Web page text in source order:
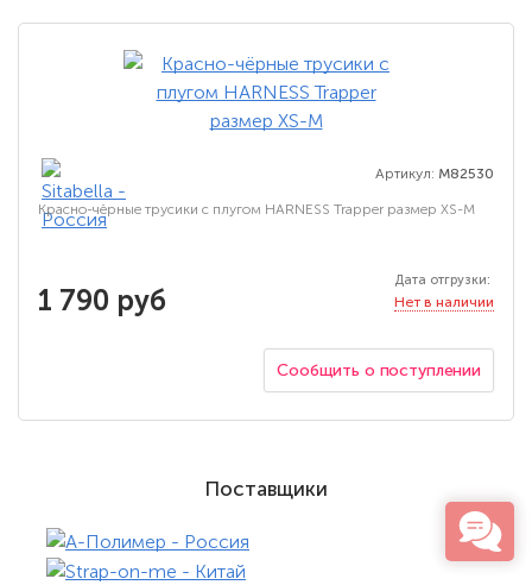
Артикул: M82530
Красно-чёрные трусики с плугом HARNESS Trapper размер XS-M
1 790 руб
Дата отгрузки:
Нет в наличии
Сообщить о поступлении
Поставщики